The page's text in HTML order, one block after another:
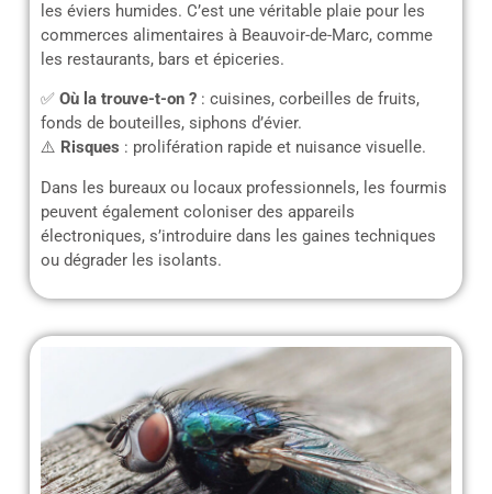
les éviers humides. C’est une véritable plaie pour les
commerces alimentaires à Beauvoir-de-Marc, comme
les restaurants, bars et épiceries.
✅ Où la trouve-t-on ? : cuisines, corbeilles de fruits,
fonds de bouteilles, siphons d’évier.
⚠️ Risques : prolifération rapide et nuisance visuelle.
Dans les bureaux ou locaux professionnels, les fourmis
peuvent également coloniser des appareils
électroniques, s’introduire dans les gaines techniques
ou dégrader les isolants.